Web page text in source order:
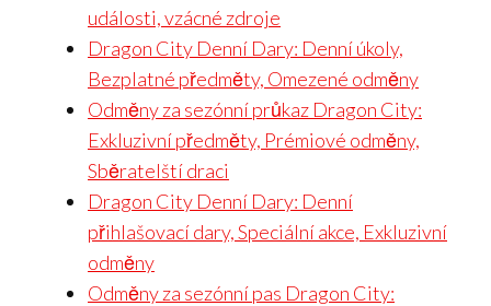
události, vzácné zdroje
Dragon City Denní Dary: Denní úkoly,
Bezplatné předměty, Omezené odměny
Odměny za sezónní průkaz Dragon City:
Exkluzivní předměty, Prémiové odměny,
Sběratelští draci
Dragon City Denní Dary: Denní
přihlašovací dary, Speciální akce, Exkluzivní
odměny
Odměny za sezónní pas Dragon City: